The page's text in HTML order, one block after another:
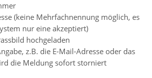
(keine Mehrfachnennung möglich, es
nur eine akzeptiert)
hochgeladen
z.B. die E-Mail-Adresse oder das
die Meldung sofort storniert